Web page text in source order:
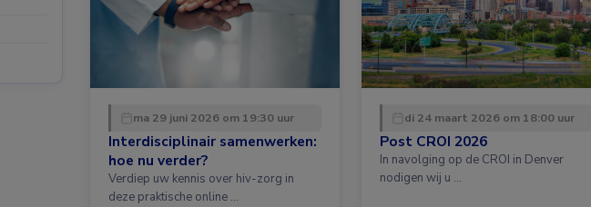
ma 29 juni 2026 om 19:30 uur
Interdisciplinair samenwerken:
hoe nu verder?
Verdiep uw kennis over hiv-zorg in
deze praktische online …
di 24 maart 2026 om 18:00 uur
Post CROI 2026
In navolging op de CROI in Denver
nodigen wij u …